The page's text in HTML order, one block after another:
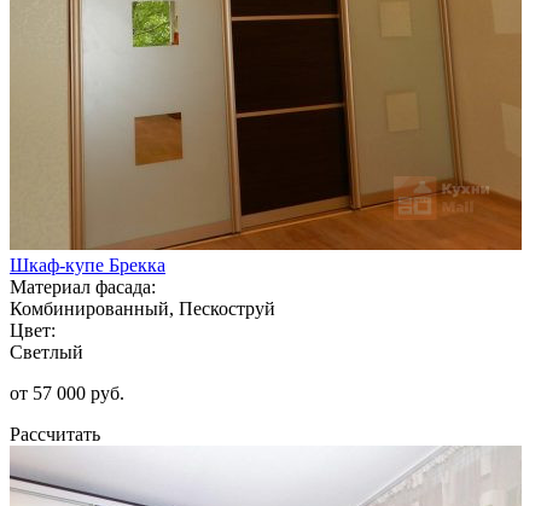
Шкаф-купе Брекка
Материал фасада:
Комбинированный, Пескоструй
Цвет:
Светлый
от 57 000 руб.
Рассчитать